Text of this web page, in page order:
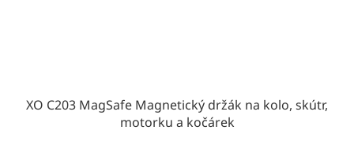
XO C203 MagSafe Magnetický držák na kolo, skútr,
motorku a kočárek